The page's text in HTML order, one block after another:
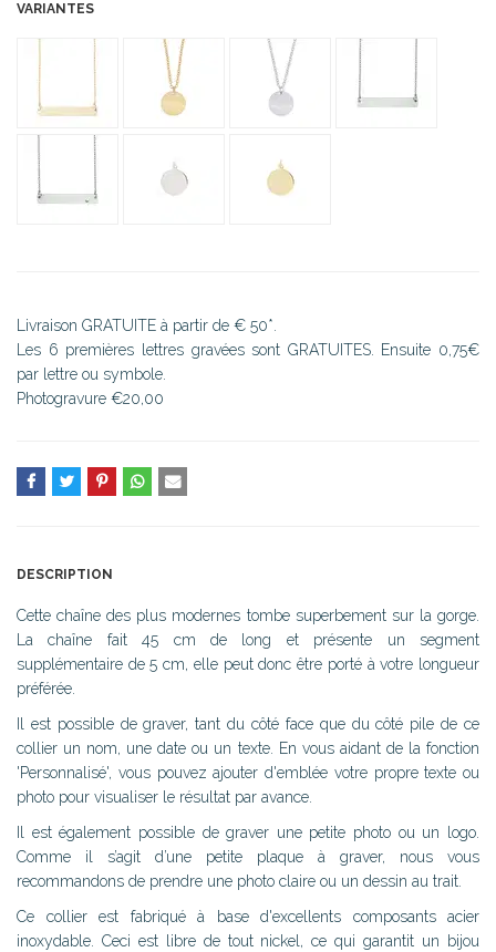
VARIANTES
Livraison GRATUITE à partir de € 50*.
Les 6 premières lettres gravées sont GRATUITES. Ensuite 0,75€
par lettre ou symbole.
Photogravure €20,00
DESCRIPTION
Cette chaîne des plus modernes tombe superbement sur la gorge.
La chaîne fait 45 cm de long et présente un segment
supplémentaire de 5 cm, elle peut donc être porté à votre longueur
préférée.
Il est possible de graver, tant du côté face que du côté pile de ce
collier un nom, une date ou un texte. En vous aidant de la fonction
'Personnalisé', vous pouvez ajouter d'emblée votre propre texte ou
photo pour visualiser le résultat par avance.
Il est également possible de graver une petite photo ou un logo.
Comme il s’agit d’une petite plaque à graver, nous vous
recommandons de prendre une photo claire ou un dessin au trait.
Ce collier est fabriqué à base d'excellents composants acier
inoxydable. Ceci est libre de tout nickel, ce qui garantit un bijou